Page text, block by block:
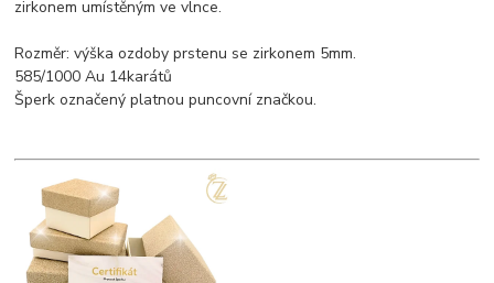
zirkonem umístěným ve vlnce.
Rozměr: výška ozdoby prstenu se zirkonem 5mm.
585/1000 Au 14karátů
Šperk označený platnou puncovní značkou.